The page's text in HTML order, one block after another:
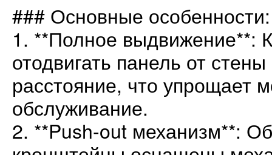
### Основные особенности:
1. **Полное выдвижение**:
отодвигать панель от
расстояние, что упрощает
обслуживание.
2. **Push-out механизм**: